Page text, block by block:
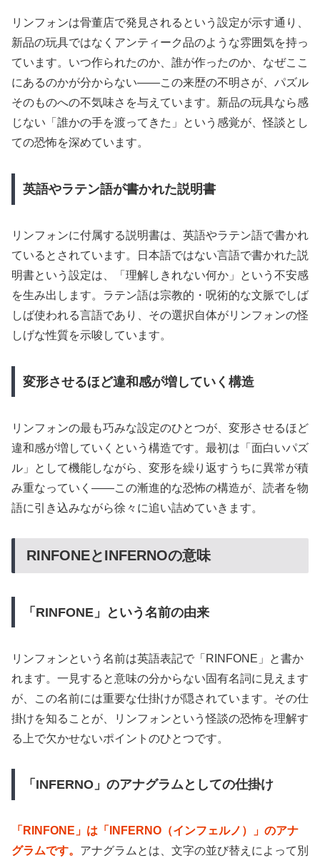
リンフォンは骨董店で発見されるという設定が示す通り、
新品の玩具ではなくアンティーク品のような雰囲気を持っ
ています。いつ作られたのか、誰が作ったのか、なぜここ
にあるのかが分からない——この来歴の不明さが、パズル
そのものへの不気味さを与えています。新品の玩具なら感
じない「誰かの手を渡ってきた」という感覚が、怪談とし
ての恐怖を深めています。
英語やラテン語が書かれた説明書
リンフォンに付属する説明書は、英語やラテン語で書かれ
ているとされています。日本語ではない言語で書かれた説
明書という設定は、「理解しきれない何か」という不安感
を生み出します。ラテン語は宗教的・呪術的な文脈でしば
しば使われる言語であり、その選択自体がリンフォンの怪
しげな性質を示唆しています。
変形させるほど違和感が増していく構造
リンフォンの最も巧みな設定のひとつが、変形させるほど
違和感が増していくという構造です。最初は「面白いパズ
ル」として機能しながら、変形を繰り返すうちに異常が積
み重なっていく——この漸進的な恐怖の構造が、読者を物
語に引き込みながら徐々に追い詰めていきます。
RINFONEとINFERNOの意味
「RINFONE」という名前の由来
リンフォンという名前は英語表記で「RINFONE」と書か
れます。一見すると意味の分からない固有名詞に見えます
が、この名前には重要な仕掛けが隠されています。その仕
掛けを知ることが、リンフォンという怪談の恐怖を理解す
る上で欠かせないポイントのひとつです。
「INFERNO」のアナグラムとしての仕掛け
「RINFONE」は「INFERNO（インフェルノ）」のアナ
グラムです。 アナグラムとは、文字の並び替えによって別